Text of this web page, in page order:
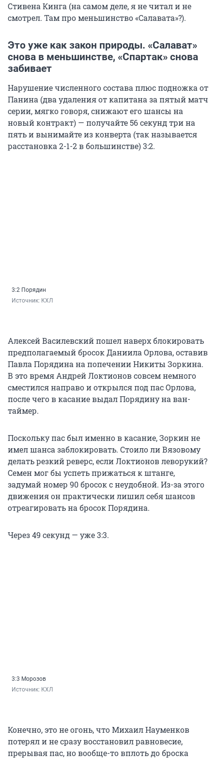
Стивена Кинга (на самом деле, я не читал и не
смотрел. Там про меньшинство «Салавата»?).
Это уже как закон природы. «Салават»
снова в меньшинстве, «Спартак» снова
забивает
Нарушение численного состава плюс подножка от
Панина (два удаления от капитана за пятый матч
серии, мягко говоря, снижают его шансы на
новый контракт) — получайте 56 секунд три на
пять и вынимайте из конверта (так называется
расстановка 2-1-2 в большинстве) 3:2.
3:2 Порядин
Источник: КХЛ
Алексей Василевский пошел наверх блокировать
предполагаемый бросок Даниила Орлова, оставив
Павла Порядина на попечении Никиты Зоркина.
В это время Андрей Локтионов совсем немного
сместился направо и открылся под пас Орлова,
после чего в касание выдал Порядину на ван-
таймер.
Поскольку пас был именно в касание, Зоркин не
имел шанса заблокировать. Стоило ли Вязовому
делать резкий реверс, если Локтионов леворукий?
Семен мог бы успеть прижаться к штанге,
задумай номер 90 бросок с неудобной. Из-за этого
движения он практически лишил себя шансов
отреагировать на бросок Порядина.
Через 49 секунд — уже 3:3.
3:3 Морозов
Источник: КХЛ
Конечно, это не огонь, что Михаил Науменков
потерял и не сразу восстановил равновесие,
прерывая пас, но вообще-то вплоть до броска